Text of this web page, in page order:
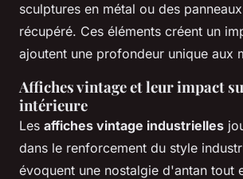
sculptures en métal ou des
récupéré. Ces éléments créent un
ajoutent une profondeur unique aux
Affiches vintage et leur impact
intérieure
Les affiches vintage industrielles
dans le renforcement du style
évoquent une nostalgie d'antan tout